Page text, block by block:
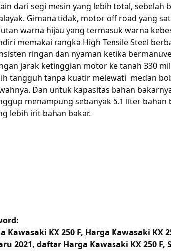
dari segi mesin yang lebih total,
Gimana tidak, motor off road yang
warna hijau yang termasuk warna
memakai rangka High Tensile Steel
ringan dan nyaman ketika
jarak ketinggian motor ke tanah 330
tangguh tanpa kuatir melewati medan
Dan untuk kapasitas bahan
menampung sebanyak 6.1 liter
lebih irit bahan bakar.
Kawasaki KX 250 F, Harga Kawasaki KX
2021, daftar Harga Kawasaki KX 250 F,